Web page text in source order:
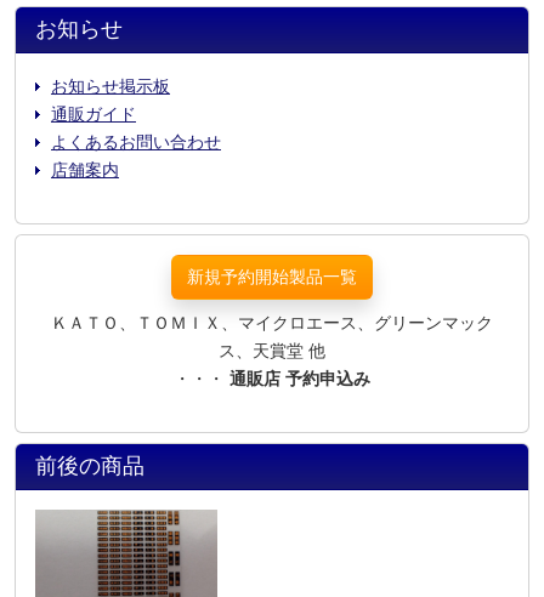
お知らせ
お知らせ掲示板
通販ガイド
よくあるお問い合わせ
店舗案内
新規予約開始製品一覧
ＫＡＴＯ、ＴＯＭＩＸ、マイクロエース、グリーンマック
ス、天賞堂 他
・・・ 通販店 予約申込み
前後の商品